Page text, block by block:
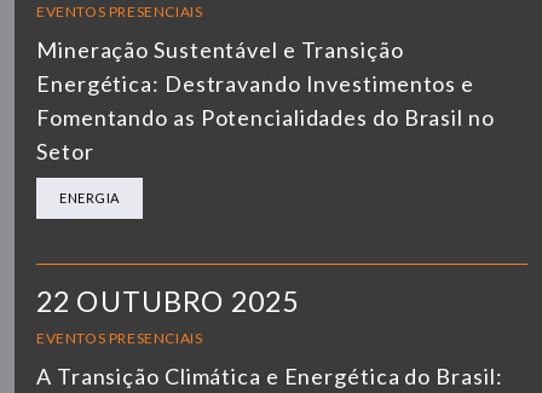
EVENTOS PRESENCIAIS
Mineração Sustentável e Transição
Energética: Destravando Investimentos e
Fomentando as Potencialidades do Brasil no
Setor
ENERGIA
22 OUTUBRO 2025
EVENTOS PRESENCIAIS
A Transição Climática e Energética do Brasil: